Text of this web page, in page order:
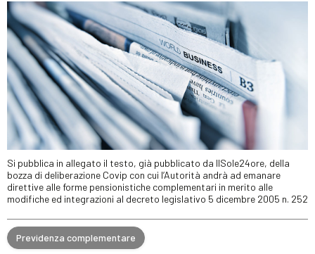
Si pubblica in allegato il testo, già pubblicato da IlSole24ore, della
bozza di deliberazione Covip con cui l’Autorità andrà ad emanare
direttive alle forme pensionistiche complementari in merito alle
modifiche ed integrazioni al decreto legislativo 5 dicembre 2005 n. 252
Previdenza complementare